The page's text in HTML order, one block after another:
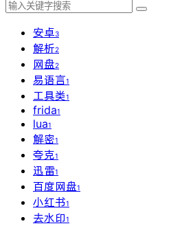
安卓3
解析2
网盘2
易语言1
工具类1
frida1
lua1
解密1
夸克1
迅雷1
百度网盘1
小红书1
去水印1